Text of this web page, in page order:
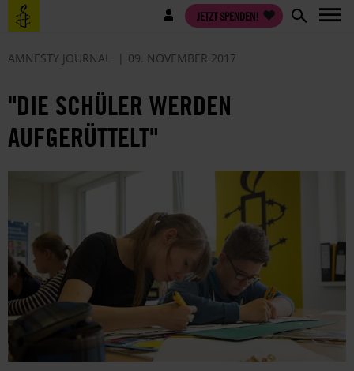
Direkt
zum
Benutzermenü JETZT SPENDEN!
AMNESTY JOURNAL 09. NOVEMBER 2017
"DIE SCHÜLER WERDEN
AUFGERÜTTELT"